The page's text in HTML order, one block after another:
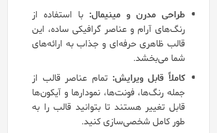
طراحی مدرن و مینیمال: با استفاده از
رنگ‌های آرام و عناصر گرافیکی ساده، این
قالب ظاهری حرفه‌ای و جذاب به ارائه‌های
شما می‌بخشد.
کاملاً قابل ویرایش: تمام عناصر قالب از
جمله رنگ‌ها، فونت‌ها، نمودارها و آیکون‌ها
قابل تغییر هستند تا بتوانید قالب را به
طور کامل شخصی‌سازی کنید.